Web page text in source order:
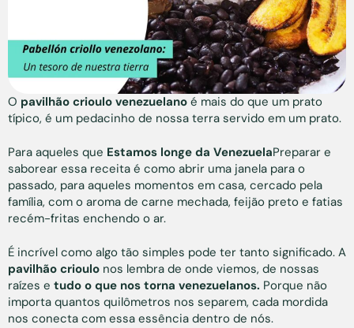
O pavilhão crioulo venezuelano é mais do que um prato
típico, é um pedacinho de nossa terra servido em um prato.
Para aqueles que Estamos longe da VenezuelaPreparar e
saborear essa receita é como abrir uma janela para o
passado, para aqueles momentos em casa, cercado pela
família, com o aroma de carne mechada, feijão preto e fatias
recém-fritas enchendo o ar.
É incrível como algo tão simples pode ter tanto significado. A
pavilhão crioulo nos lembra de onde viemos, de nossas
raízes e tudo o que nos torna venezuelanos. Porque não
importa quantos quilômetros nos separem, cada mordida
nos conecta com essa essência dentro de nós.